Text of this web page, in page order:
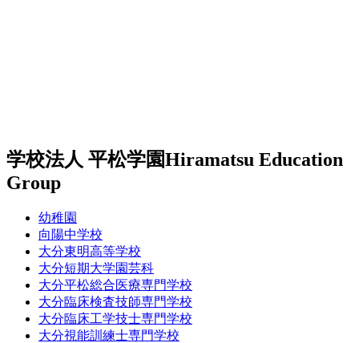
学校法人 平松学園Hiramatsu Education
Group
幼稚園
向陽中学校
大分東明高等学校
大分短期大学園芸科
大分平松総合医療専門学校
大分臨床検査技師専門学校
大分臨床工学技士専門学校
大分視能訓練士専門学校